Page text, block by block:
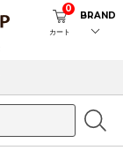
カート
0
BRAND